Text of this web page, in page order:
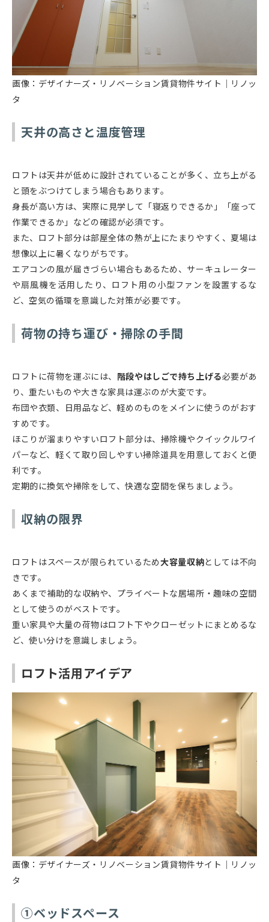
画像：デザイナーズ・リノベーション賃貸物件サイト｜リノッ
タ
天井の高さと温度管理
ロフトは天井が低めに設計されていることが多く、立ち上がる
と頭をぶつけてしまう場合もあります。
身長が高い方は、実際に見学して「寝返りできるか」「座って
作業できるか」などの確認が必須です。
また、ロフト部分は部屋全体の熱が上にたまりやすく、夏場は
想像以上に暑くなりがちです。
エアコンの風が届きづらい場合もあるため、サーキュレーター
や扇風機を活用したり、ロフト用の小型ファンを設置するな
ど、空気の循環を意識した対策が必要です。
荷物の持ち運び・掃除の手間
ロフトに荷物を運ぶには、 階段やはしごで持ち上げる必要があ
り、重たいものや大きな家具は運ぶのが大変です。
布団や衣類、日用品など、軽めのものをメインに使うのがおす
すめです。
ほこりが溜まりやすいロフト部分は、掃除機やクイックルワイ
パーなど、軽くて取り回しやすい掃除道具を用意しておくと便
利です。
定期的に換気や掃除をして、快適な空間を保ちましょう。
収納の限界
ロフトはスペースが限られているため大容量収納としては不向
きです。
あくまで補助的な収納や、プライベートな居場所・趣味の空間
として使うのがベストです。
重い家具や大量の荷物はロフト下やクローゼットにまとめるな
ど、使い分けを意識しましょう。
ロフト活用アイデア
画像：デザイナーズ・リノベーション賃貸物件サイト｜リノッ
タ
①ベッドスペース